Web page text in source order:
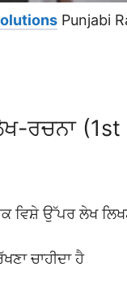
Punjabi
ਰਚਨਾ
ਵਿਸ਼ੇ ਉੱਪਰ ਲੇਖ
ਚਾਹੀਦਾ ਹੈ